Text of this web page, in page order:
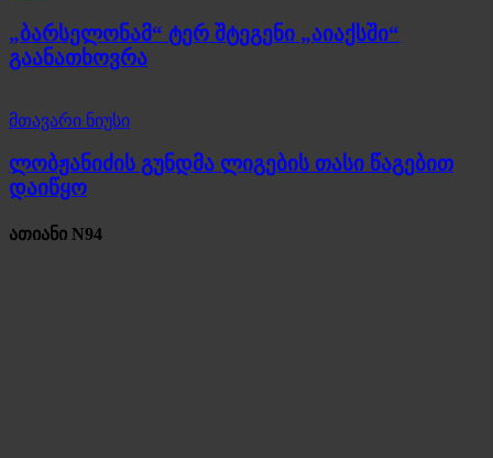
„ბარსელონამ“ ტერ შტეგენი „აიაქსში“
გაანათხოვრა
მთავარი ნიუსი
ლობჟანიძის გუნდმა ლიგების თასი წაგებით
დაიწყო
ათიანი N94